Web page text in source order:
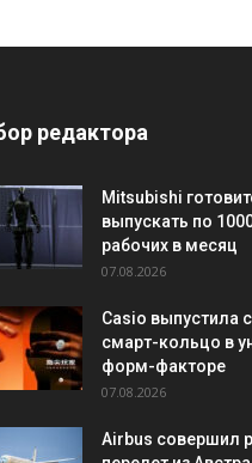
редактора
Mitsubishi
выпускать по
рабочих в месяц
07.08.2026
Casio выпустила
смарт-кольцо в
форм-факторе
07.08.2026
Airbus совершил